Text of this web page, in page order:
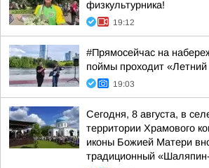
физкультурника!
19:12
#Прямосейчас на
поймы проходит «Летний
19:03
Сегодня, 8 августа, в
территории Храмового
иконы Божией Матери
традиционный